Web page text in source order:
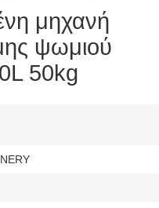
μηχανή
ψωμιού
50kg